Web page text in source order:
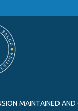
MAINTAINED AND